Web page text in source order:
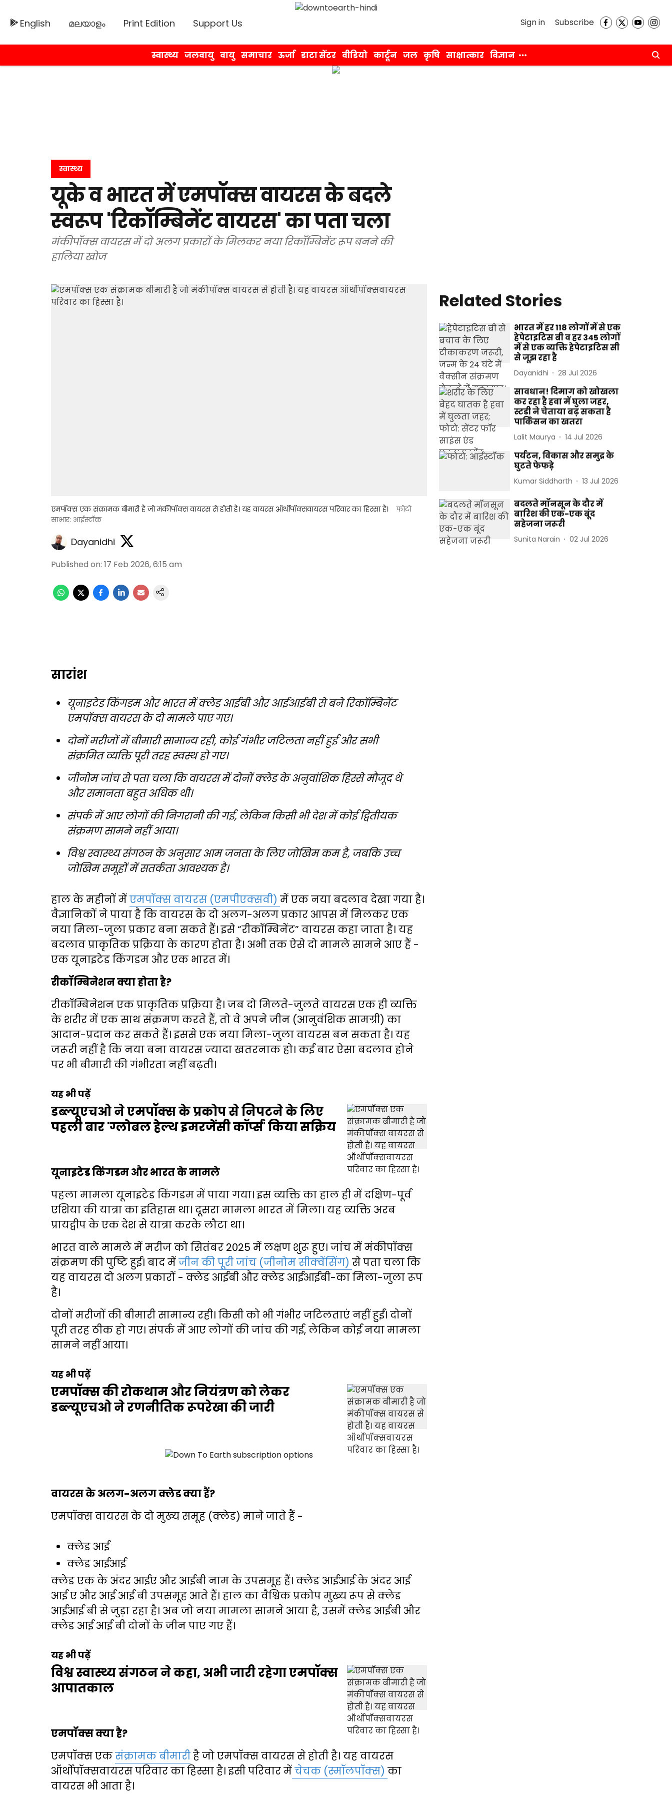
English മലയാളം Print Edition Support Us Sign in Subscribe
स्वास्थ्य जलवायु वायु समाचार ऊर्जा डाटा सेंटर वीडियो कार्टून जल कृषि साक्षात्कार विज्ञान
स्वास्थ्य
यूके व भारत में एमपॉक्स वायरस के बदले
स्वरूप 'रिकॉम्बिनेंट वायरस' का पता चला
मंकीपॉक्स वायरस में दो अलग प्रकारों के मिलकर नया रिकॉम्बिनेंट रूप बनने की
हालिया खोज
एमपॉक्स एक संक्रामक बीमारी है जो मंकीपॉक्स वायरस से होती है। यह वायरस ऑर्थोपॉक्सवायरस परिवार का हिस्सा है।
फोटो
साभार: आईस्टॉक
Dayanidhi
Published on: 17 Feb 2026, 6:15 am
सारांश
यूनाइटेड किंगडम और भारत में क्लेड आईबी और आईआईबी से बने रिकॉम्बिनेंट
एमपॉक्स वायरस के दो मामले पाए गए।
दोनों मरीजों में बीमारी सामान्य रही, कोई गंभीर जटिलता नहीं हुई और सभी
संक्रमित व्यक्ति पूरी तरह स्वस्थ हो गए।
जीनोम जांच से पता चला कि वायरस में दोनों क्लेड के अनुवांशिक हिस्से मौजूद थे
और समानता बहुत अधिक थी।
संपर्क में आए लोगों की निगरानी की गई, लेकिन किसी भी देश में कोई द्वितीयक
संक्रमण सामने नहीं आया।
विश्व स्वास्थ्य संगठन के अनुसार आम जनता के लिए जोखिम कम है, जबकि उच्च
जोखिम समूहों में सतर्कता आवश्यक है।
हाल के महीनों मेंएमपॉक्स वायरस (एमपीएक्सवी) में एक नया बदलाव देखा गया है।
वैज्ञानिकों ने पाया है कि वायरस के दो अलग-अलग प्रकार आपस में मिलकर एक
नया मिला-जुला प्रकार बना सकते हैं। इसे “रीकॉम्बिनेंट” वायरस कहा जाता है। यह
बदलाव प्राकृतिक प्रक्रिया के कारण होता है। अभी तक ऐसे दो मामले सामने आए हैं -
एक यूनाइटेड किंगडम और एक भारत में।
रीकॉम्बिनेशन क्या होता है?
रीकॉम्बिनेशन एक प्राकृतिक प्रक्रिया है। जब दो मिलते-जुलते वायरस एक ही व्यक्ति
के शरीर में एक साथ संक्रमण करते हैं, तो वे अपने जीन (आनुवंशिक सामग्री) का
आदान-प्रदान कर सकते हैं। इससे एक नया मिला-जुला वायरस बन सकता है। यह
जरूरी नहीं है कि नया बना वायरस ज्यादा खतरनाक हो। कई बार ऐसा बदलाव होने
पर भी बीमारी की गंभीरता नहीं बढ़ती।
यह भी पढ़ें
डब्ल्यूएचओ ने एमपॉक्स के प्रकोप से निपटने के लिए
पहली बार 'ग्लोबल हेल्थ इमरजेंसी कॉर्प्स' किया सक्रिय
यूनाइटेड किंगडम और भारत के मामले
पहला मामला यूनाइटेड किंगडम में पाया गया। इस व्यक्ति का हाल ही में दक्षिण-पूर्व
एशिया की यात्रा का इतिहास था। दूसरा मामला भारत में मिला। यह व्यक्ति अरब
प्रायद्वीप के एक देश से यात्रा करके लौटा था।
भारत वाले मामले में मरीज को सितंबर 2025 में लक्षण शुरू हुए। जांच में मंकीपॉक्स
संक्रमण की पुष्टि हुई। बाद मेंजीन की पूरी जांच (जीनोम सीक्वेंसिंग) से पता चला कि
यह वायरस दो अलग प्रकारों - क्लेड आईबी और क्लेड आईआईबी-का मिला-जुला रूप
है।
दोनों मरीजों की बीमारी सामान्य रही। किसी को भी गंभीर जटिलताएं नहीं हुईं। दोनों
पूरी तरह ठीक हो गए। संपर्क में आए लोगों की जांच की गई, लेकिन कोई नया मामला
सामने नहीं आया।
यह भी पढ़ें
एमपॉक्स की रोकथाम और नियंत्रण को लेकर
डब्ल्यूएचओ ने रणनीतिक रूपरेखा की जारी
वायरस के अलग-अलग क्लेड क्या हैं?
एमपॉक्स वायरस के दो मुख्य समूह (क्लेड) माने जाते हैं -
क्लेड आई
क्लेड आईआई
क्लेड एक के अंदर आईए और आईबी नाम के उपसमूह हैं। क्लेड आईआई के अंदर आई
आई ए और आई आई बी उपसमूह आते हैं। हाल का वैश्विक प्रकोप मुख्य रूप से क्लेड
आईआई बी से जुड़ा रहा है। अब जो नया मामला सामने आया है, उसमें क्लेड आईबी और
क्लेड आई आई बी दोनों के जीन पाए गए हैं।
यह भी पढ़ें
विश्व स्वास्थ्य संगठन ने कहा, अभी जारी रहेगा एमपॉक्स
आपातकाल
एमपॉक्स क्या है?
एमपॉक्स एकसंक्रामक बीमारीहै जो एमपॉक्स वायरस से होती है। यह वायरस
ऑर्थोपॉक्सवायरस परिवार का हिस्सा है। इसी परिवार मेंचेचक (स्मॉलपॉक्स) का
वायरस भी आता है।
Related Stories
भारत में हर 118 लोगों में से एक
हेपेटाइटिस बी व हर 345 लोगों
में से एक व्यक्ति हेपेटाइटिस सी
से जूझ रहा है
Dayanidhi 28 Jul 2026
सावधान! दिमाग को खोखला
कर रहा है हवा में घुला जहर,
स्टडी ने चेताया बढ़ सकता है
पार्किंसन का खतरा
Lalit Maurya 14 Jul 2026
पर्यटन, विकास और समुद्र के
घुटते फेफड़े
Kumar Siddharth 13 Jul 2026
बदलते मॉनसून के दौर में
बारिश की एक-एक बूंद
सहेजना जरूरी
Sunita Narain 02 Jul 2026